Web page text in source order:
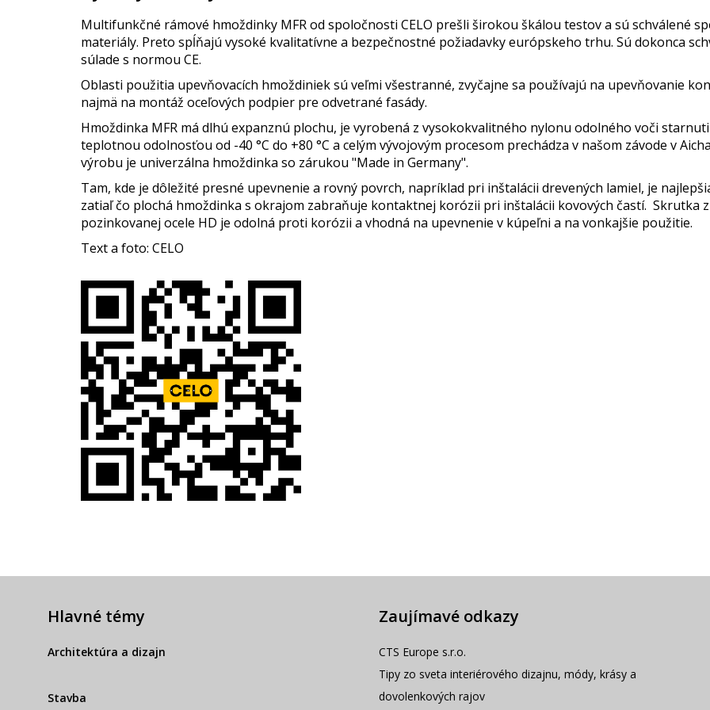
Multifunkčné rámové hmoždinky MFR od spoločnosti CELO prešli širokou škálou testov a sú schválené
materiály. Preto spĺňajú vysoké kvalitatívne a bezpečnostné požiadavky európskeho trhu. Sú dokonca
súlade s normou CE.
Oblasti použitia upevňovacích hmoždiniek sú veľmi všestranné, zvyčajne sa používajú na upevňovanie
najmä na montáž oceľových podpier pre odvetrané fasády.
Hmoždinka MFR má dlhú expanznú plochu, je vyrobená z vysokokvalitného nylonu odolného voči
teplotnou odolnosťou od -40 °C do +80 °C a celým vývojovým procesom prechádza v našom závode v
výrobu je univerzálna hmoždinka so zárukou "Made in Germany".
Tam, kde je dôležité presné upevnenie a rovný povrch, napríklad pri inštalácii drevených lamiel, je
zatiaľ čo plochá hmoždinka s okrajom zabraňuje kontaktnej korózii pri inštalácii kovových častí. Skrutka
pozinkovanej ocele HD je odolná proti korózii a vhodná na upevnenie v kúpeľni a na vonkajšie použitie.
Text a foto: CELO
Hlavné témy
Architektúra a dizajn
Stavba
Zaujímavé odkazy
CTS Europe s.r.o.
Tipy zo sveta interiérového dizajnu, módy, krásy a
dovolenkových rajov